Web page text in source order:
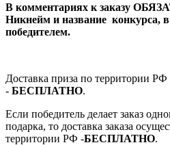
В комментариях к заказу
Никнейм и название конкурса,
победителем.
Доставка приза по территории РФ
- БЕСПЛАТНО.
Если победитель делает заказ
подарка, то доставка заказа
территории РФ -БЕСПЛАТНО.